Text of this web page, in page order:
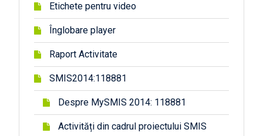
Etichete pentru video
Înglobare player
Raport Activitate
SMIS2014:118881
Despre MySMIS 2014: 118881
Activități din cadrul proiectului SMIS